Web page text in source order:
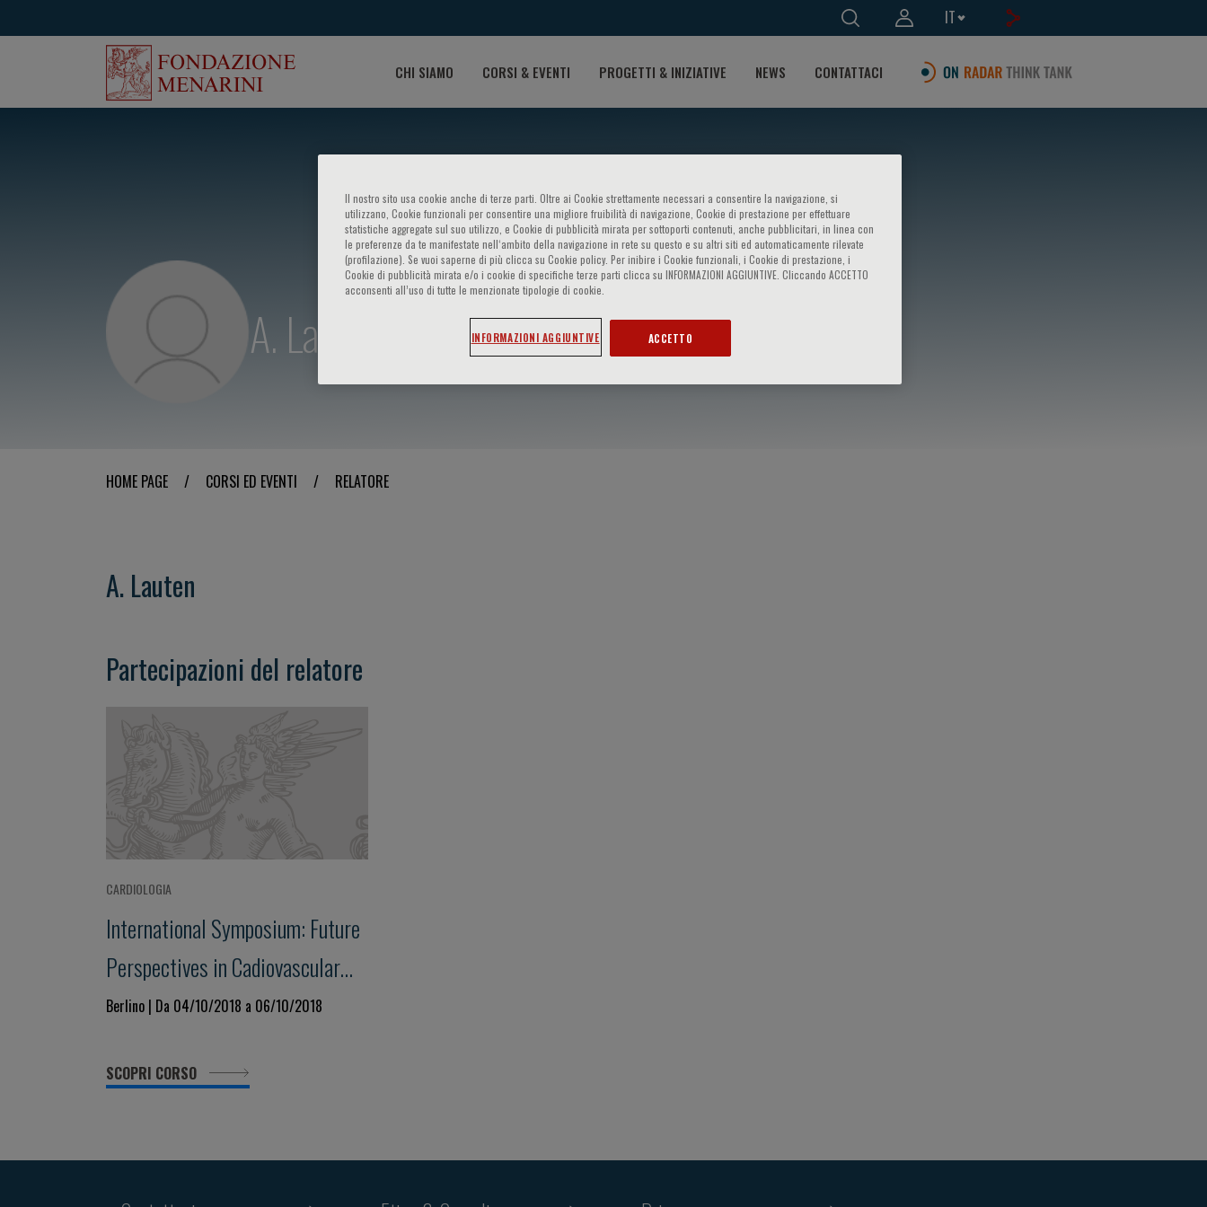
IT
CHI SIAMO CORSI & EVENTI PROGETTI & INIZIATIVE NEWS CONTATTACI
A. Lauten
HOME PAGE / CORSI ED EVENTI / RELATORE
A. Lauten
Partecipazioni del relatore
CARDIOLOGIA
International Symposium: Future
Perspectives in Cadiovascular
Medicine
Berlino | Da 04/10/2018 a 06/10/2018
SCOPRI CORSO
Il nostro sito usa cookie anche di terze parti. Oltre ai Cookie strettamente necessari a consentire la navigazione, si
utilizzano, Cookie funzionali per consentire una migliore fruibilità di navigazione, Cookie di prestazione per effettuare
statistiche aggregate sul suo utilizzo, e Cookie di pubblicità mirata per sottoporti contenuti, anche pubblicitari, in linea con
le preferenze da te manifestate nell‘ambito della navigazione in rete su questo e su altri siti ed automaticamente rilevate
(profilazione). Se vuoi saperne di più clicca su Cookie policy. Per inibire i Cookie funzionali, i Cookie di prestazione, i
Cookie di pubblicità mirata e/o i cookie di specifiche terze parti clicca su INFORMAZIONI AGGIUNTIVE. Cliccando ACCETTO
acconsenti all’uso di tutte le menzionate tipologie di cookie.
INFORMAZIONI AGGIUNTIVE ACCETTO